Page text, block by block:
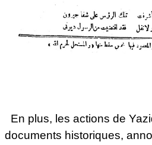
En plus, les actions de
documents historiques,